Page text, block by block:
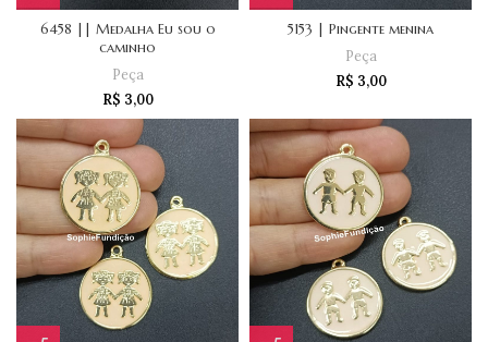
6458 || Medalha Eu sou o
caminho
Peça
R$ 3,00
5153 | Pingente menina
Peça
R$ 3,00